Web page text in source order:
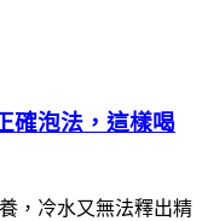
確泡法，這樣喝
，冷水又無法釋出精